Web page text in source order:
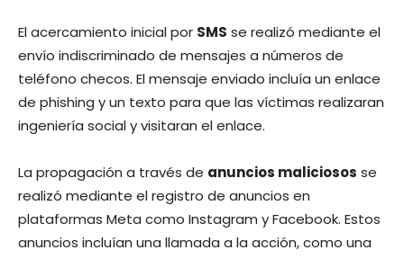
El acercamiento inicial por SMS se realizó mediante el
envío indiscriminado de mensajes a números de
teléfono checos. El mensaje enviado incluía un enlace
de phishing y un texto para que las víctimas realizaran
ingeniería social y visitaran el enlace.
La propagación a través de anuncios maliciosos se
realizó mediante el registro de anuncios en
plataformas Meta como Instagram y Facebook. Estos
anuncios incluían una llamada a la acción, como una